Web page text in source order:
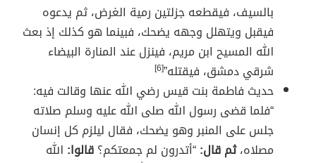
بالسيف، فيقطعه جزلتين رمية الغرض، ثم يدعوه
فيقبل ويتهلل وجهه يضحك، فبينما هو كذلك إذ بعث
الله المسيح ابن مريم، فينزل عند المنارة البيضاء
شرقي دمشق، فيقتله”[6]
حديث فاطمة بنت قيس رضي الله عنها وقالت فيه:
“فلما قضى رسول الله صلى الله عليه وسلم صلاته
جلس على المنبر وهو يضحك، فقال ليلزم كل إنسان
مصلاه،ثم قال:“أتدرون لم جمعتكم؟قالوا: الله